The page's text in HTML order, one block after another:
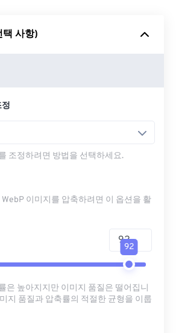
드라이브에서
택 사항)
조정하려면 방법을 선택하세요.
이미지를 압축하려면 이 옵션을 활
92
은 높아지지만 이미지 품질은 떨어집니
지 품질과 압축률의 적절한 균형을 이룹